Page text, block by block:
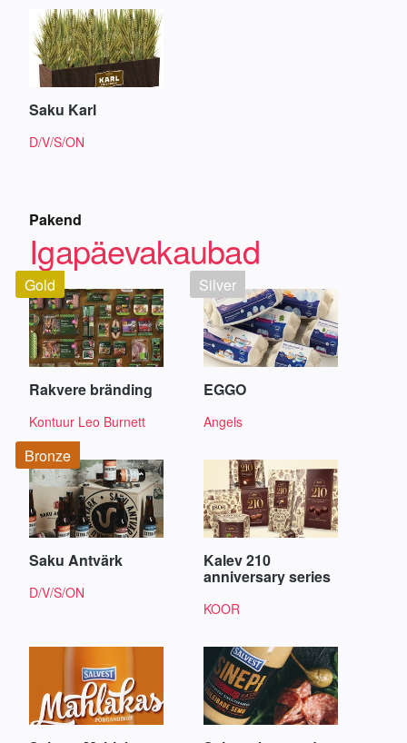
Saku Karl
D/V/S/ON
Pakend
Igapäevakaubad
Rakvere bränding
Kontuur Leo Burnett
Gold
EGGO
Angels
Silver
Saku Antvärk
D/V/S/ON
Bronze
Kalev 210
anniversary series
KOOR